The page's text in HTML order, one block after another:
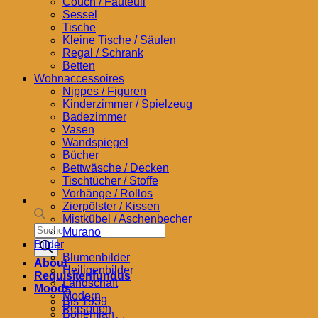
Products
search
About
Requisitenfundus
Moods
Bis 1939
Bohemian
Sessel
Tische
Kleine Tische / Säulen
Regal / Schrank
Betten
Wohnaccessoires
Nippes / Figuren
Kinderzimmer / Spielzeug
Badezimmer
Vasen
Wandspiegel
Bücher
Bettwäsche / Decken
Tischtücher / Stoffe
Vorhänge / Rollos
Zierpölster / Kissen
Mistkübel / Aschenbecher
Murano
Bilder
Blumenbilder
Heiligenbilder
Landschaft
Modern
Personen